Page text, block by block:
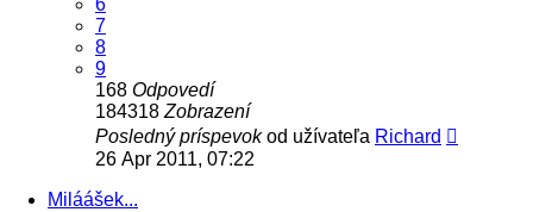
7
8
9
168 Odpovedí
184318 Zobrazení
Posledný príspevokod užívateľa Richard
26 Apr 2011, 07:22
Miláášek...